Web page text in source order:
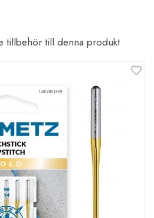
tillbehör till denna produkt